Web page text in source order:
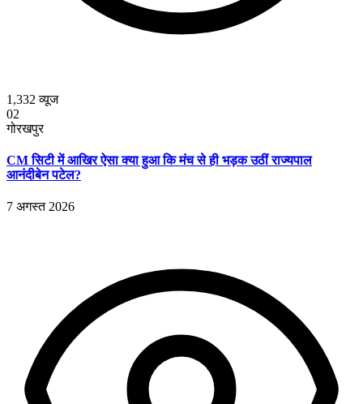
1,332 व्यूज
02
गोरखपुर
CM सिटी में आखिर ऐसा क्या हुआ कि मंच से ही भड़क उठीं राज्यपाल
आनंदीबेन पटेल?
7 अगस्त 2026